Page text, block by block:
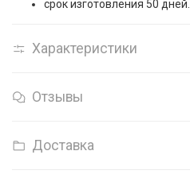
срок изготовления 50 дней.
Характеристики
Отзывы
Доставка